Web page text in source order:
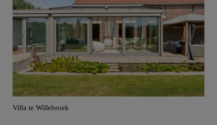
Villa te Willebroek